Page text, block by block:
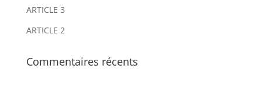
ARTICLE 3
ARTICLE 2
Commentaires récents